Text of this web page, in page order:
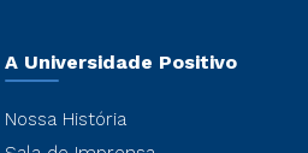
A Universidade Positivo
Nossa História